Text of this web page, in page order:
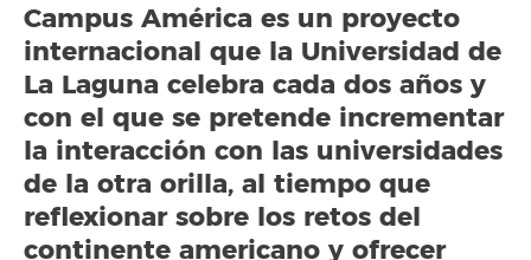
Campus América es un proyecto
internacional que la Universidad de
La Laguna celebra cada dos años y
con el que se pretende incrementar
la interacción con las universidades
de la otra orilla, al tiempo que
reflexionar sobre los retos del
continente americano y ofrecer